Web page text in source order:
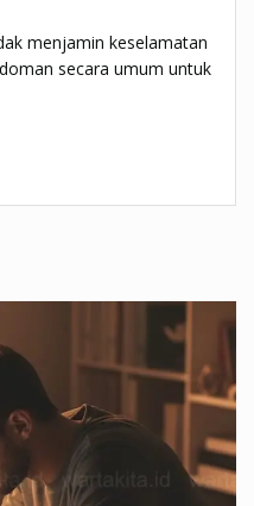
menjamin keselamatan
secara umum untuk